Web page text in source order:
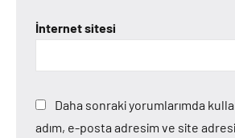
İnternet sitesi
Daha sonraki yorumlarımda
adım, e-posta adresim ve site